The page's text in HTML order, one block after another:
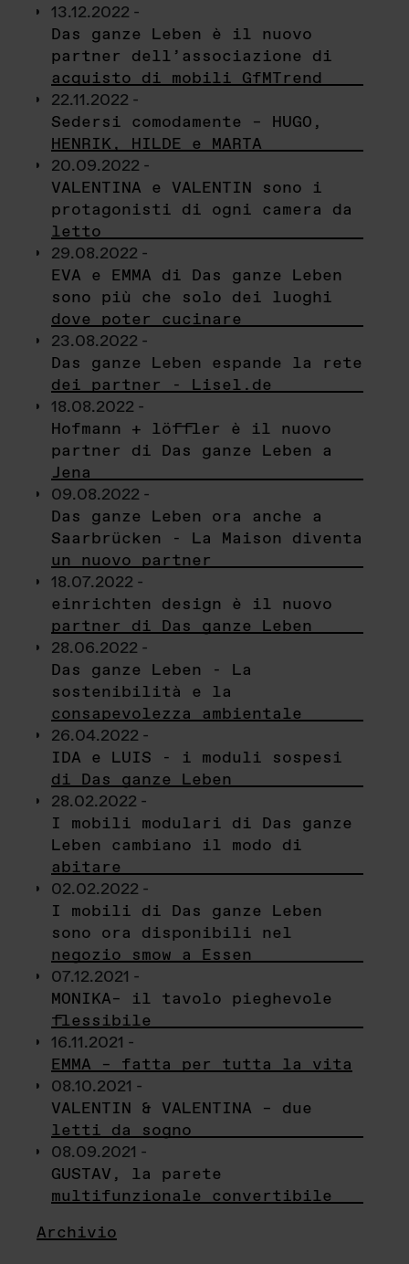
13.12.2022 -
Das ganze Leben è il nuovo
partner dell’associazione di
acquisto di mobili GfMTrend
22.11.2022 -
Sedersi comodamente – HUGO,
HENRIK, HILDE e MARTA
20.09.2022 -
VALENTINA e VALENTIN sono i
protagonisti di ogni camera da
letto
29.08.2022 -
EVA e EMMA di Das ganze Leben
sono più che solo dei luoghi
dove poter cucinare
23.08.2022 -
Das ganze Leben espande la rete
dei partner - Lisel.de
18.08.2022 -
Hofmann + löffler è il nuovo
partner di Das ganze Leben a
Jena
09.08.2022 -
Das ganze Leben ora anche a
Saarbrücken - La Maison diventa
un nuovo partner
18.07.2022 -
einrichten design è il nuovo
partner di Das ganze Leben
28.06.2022 -
Das ganze Leben - La
sostenibilità e la
consapevolezza ambientale
26.04.2022 -
IDA e LUIS - i moduli sospesi
di Das ganze Leben
28.02.2022 -
I mobili modulari di Das ganze
Leben cambiano il modo di
abitare
02.02.2022 -
I mobili di Das ganze Leben
sono ora disponibili nel
negozio smow a Essen
07.12.2021 -
MONIKA– il tavolo pieghevole
flessibile
16.11.2021 -
EMMA – fatta per tutta la vita
08.10.2021 -
VALENTIN & VALENTINA – due
letti da sogno
08.09.2021 -
GUSTAV, la parete
multifunzionale convertibile
Archivio